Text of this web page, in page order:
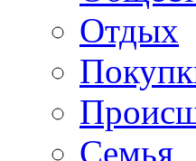
Отдых
Семья